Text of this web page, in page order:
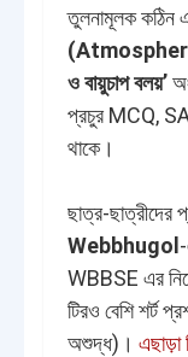
তুলনামূলক কঠিন
ও বায়ুচাপ বলয়’
প্রচুর MCQ,
থাকে।
ছাত্র-
Webbhugol
WBBSE এর
টিরও বেশি শর্ট
অশুদ্ধ)।